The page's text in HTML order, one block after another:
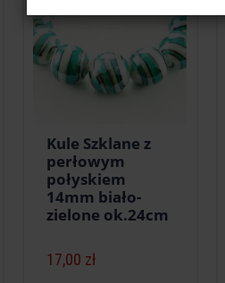
Kule Szklane z
perłowym
połyskiem
14mm biało-
zielone ok.24cm
17,00 zł